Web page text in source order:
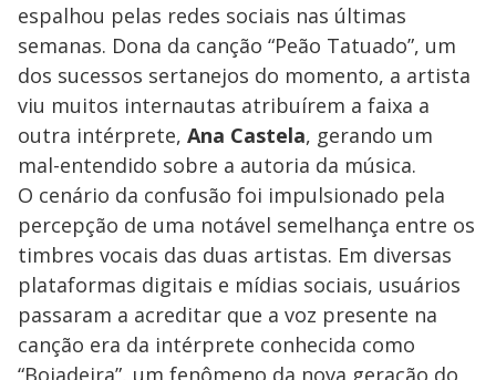
espalhou pelas redes sociais nas últimas
semanas. Dona da canção “Peão Tatuado”, um
dos sucessos sertanejos do momento, a artista
viu muitos internautas atribuírem a faixa a
outra intérprete, Ana Castela, gerando um
mal-entendido sobre a autoria da música.
O cenário da confusão foi impulsionado pela
percepção de uma notável semelhança entre os
timbres vocais das duas artistas. Em diversas
plataformas digitais e mídias sociais, usuários
passaram a acreditar que a voz presente na
canção era da intérprete conhecida como
“Boiadeira”, um fenômeno da nova geração do